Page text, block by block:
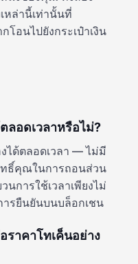
หล่านี้เท่านั้นที่
อนไปยังกระเป๋าเงิน
ลอดเวลาหรือไม่?
ด้ตลอดเวลา — ไม่มี
ทธิ์คุณในการถอนส่วน
นการใช้เวลาเพียงไม่
รยืนยันบนบล็อกเชน
ราคาโทเค็นอย่าง